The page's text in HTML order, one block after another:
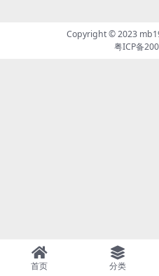
Copyright © 2023
粤ICP备
首页 分类